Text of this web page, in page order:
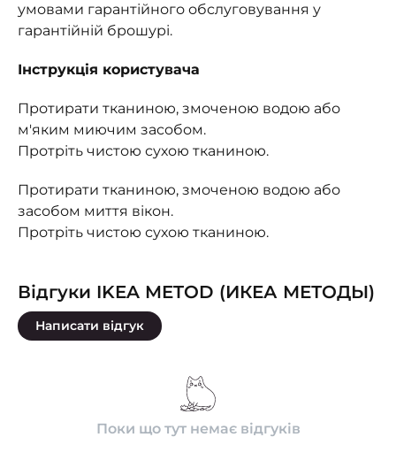
умовами гарантійного обслуговування у
гарантійній брошурі.
Інструкція користувача
Протирати тканиною, змоченою водою або
м'яким миючим засобом.
Протріть чистою сухою тканиною.
Протирати тканиною, змоченою водою або
засобом миття вікон.
Протріть чистою сухою тканиною.
Відгуки IKEA METOD (ИКЕА МЕТОДЫ)
Написати відгук
Поки що тут немає відгуків